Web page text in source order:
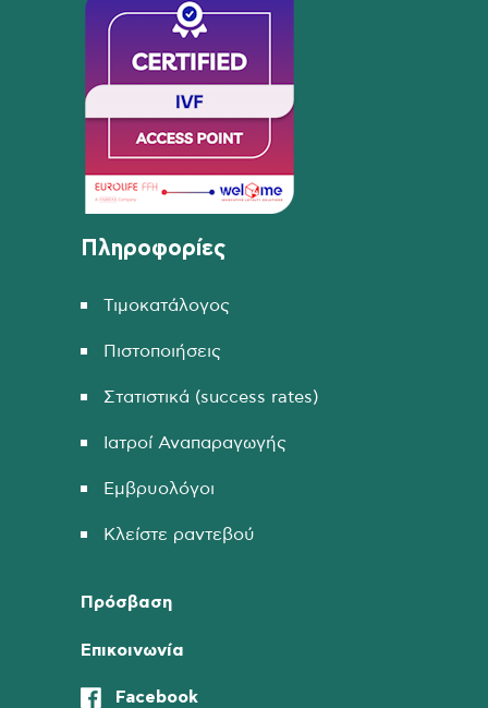
Πληροφορίες
Τιμοκατάλογος
Πιστοποιήσεις
Στατιστικά (success rates)
Ιατροί Αναπαραγωγής
Εμβρυολόγοι
Κλείστε ραντεβού
Πρόσβαση
Επικοινωνία
Facebook